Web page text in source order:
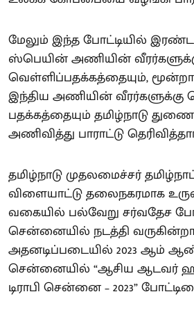
மேலும் இந்த போட்டியில்
ஸ்பெயின் அணியின்
வெள்ளிப்பதக்கத்தையும்,
இந்திய அணியின்
பதக்கத்தையும் தமிழ்நாடு
அணிவித்து பாராட்டு
தமிழ்நாடு முதலமைச்சர்
விளையாட்டு தலைநகரமாக
வகையில் பல்வேறு சர்வதேச
சென்னையில் நடத்தி
அதனடிப்படையில் 2023 ஆம்
சென்னையில் “ஆசிய ஆடவர்
டிராபி சென்னை – 2023”